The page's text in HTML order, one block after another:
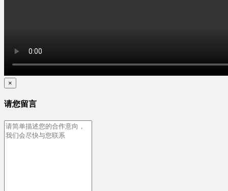
×
请您留言